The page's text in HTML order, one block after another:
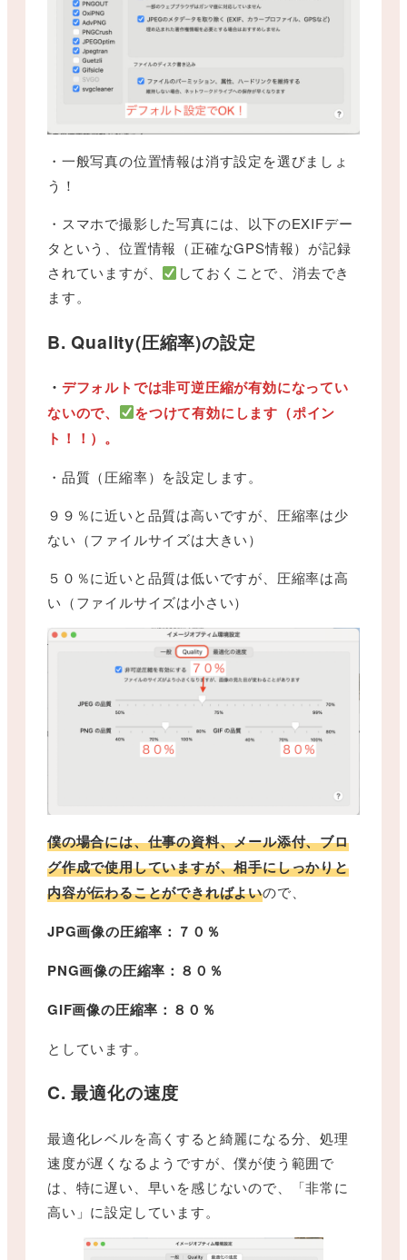
・一般写真の位置情報は消す設定を選びましょ
う！
・スマホで撮影した写真には、以下のEXIFデー
タという、位置情報（正確なGPS情報）が記録
されていますが、
しておくことで、消去でき
ます。
B. Quality(圧縮率)の設定
・ デフォルトでは非可逆圧縮が有効になってい
ないので、
をつけて有効にします（ポイン
ト！！）。
・品質（圧縮率）を設定します。
９９％に近いと品質は高いですが、圧縮率は少
ない（ファイルサイズは大きい）
５０％に近いと品質は低いですが、圧縮率は高
い（ファイルサイズは小さい）
僕の場合には、仕事の資料、メール添付、ブロ
グ作成で使用していますが、相手にしっかりと
内容が伝わることができればよいので、
JPG画像の圧縮率：７０％
PNG画像の圧縮率：８０％
GIF画像の圧縮率：８０％
としています。
C. 最適化の速度
最適化レベルを高くすると綺麗になる分、処理
速度が遅くなるようですが、僕が使う範囲で
は、特に遅い、早いを感じないので、「非常に
高い」に設定しています。